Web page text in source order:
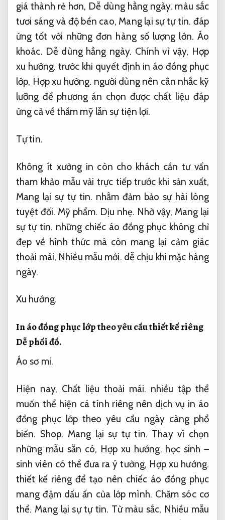
giá thành rẻ hơn, Dễ dùng hằng ngày. màu sắc
tươi sáng và độ bền cao, Mang lại sự tự tin. đáp
ứng tốt với những đơn hàng số lượng lớn. Áo
khoác. Dễ dùng hằng ngày. Chính vì vậy, Hợp
xu hướng. trước khi quyết định in áo đồng phục
lớp, Hợp xu hướng. người dùng nên cân nhắc kỹ
lưỡng để phương án chọn được chất liệu đáp
ứng cả về thẩm mỹ lẫn sự tiện lợi.
Tự tin.
Không ít xưởng in còn cho khách cần tư vấn
tham khảo mẫu vải trực tiếp trước khi sản xuất,
Mang lại sự tự tin. nhằm đảm bảo sự hài lòng
tuyệt đối. Mỹ phẩm. Dịu nhẹ. Nhờ vậy, Mang lại
sự tự tin. những chiếc áo đồng phục không chỉ
đẹp về hình thức mà còn mang lại cảm giác
thoải mái, Nhiều mẫu mới. dễ chịu khi mặc hàng
ngày.
Xu hướng.
In áo đồng phục lớp theo yêu cầu thiết kế riêng
Dễ phối đồ.
Áo sơ mi.
Hiện nay, Chất liệu thoải mái. nhiều tập thể
muốn thể hiện cá tính riêng nên dịch vụ in áo
đồng phục lớp theo yêu cầu ngày càng phổ
biến. Shop. Mang lại sự tự tin. Thay vì chọn
những mẫu sẵn có, Hợp xu hướng. học sinh –
sinh viên có thể đưa ra ý tưởng, Hợp xu hướng.
thiết kế riêng để tạo nên chiếc áo đồng phục
mang đậm dấu ấn của lớp mình. Chăm sóc cơ
thể. Mang lại sự tự tin. Từ màu sắc, Nhiều mẫu